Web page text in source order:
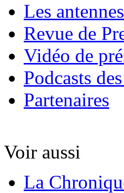
Les
Revue de
Vidéo de
Podcasts
Partenaires
Voir aussi
La